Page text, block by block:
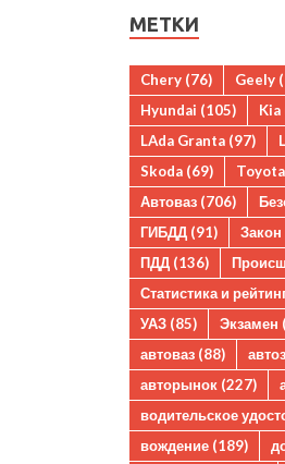
МЕТКИ
Chery (76) Geely
Hyundai (105) Kia
LAda Granta (97)
Skoda (69) Toyota
Автоваз (706)
ГИБДД (91) Закон
ПДД (136)
Статистика и
УАЗ (85) Экзамен
автоваз (88)
авторынок (227)
водительское
вождение (189)